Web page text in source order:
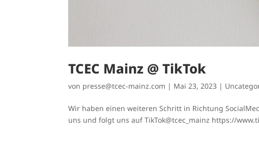
TCEC Mainz @ TikTok
von presse@tcec-mainz.com | Mai 23, 2023 |
Wir haben einen weiteren Schritt in Richtung
uns und folgt uns auf TikTok@tcec_mainz https://